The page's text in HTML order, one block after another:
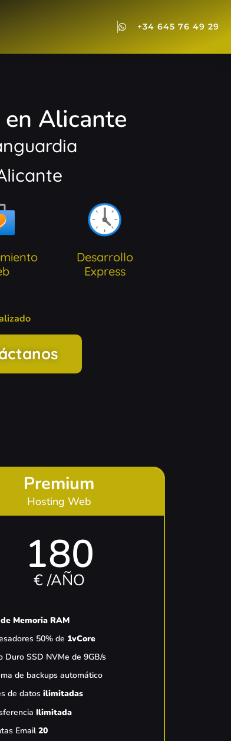
+34 645 76 49 29
Alicante
Desarrollo
Express
Premium
Hosting Web
180
€ /AÑO
Memoria RAM
50% de 1vCore
Duro SSD NVMe de 9GB/s
de backups automático
de datos ilimitadas
Ilimitada
Email20